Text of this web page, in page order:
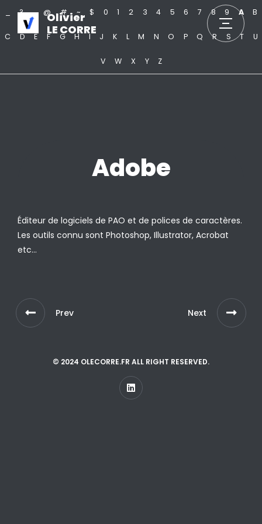
Olivier
LE CORRE
? . @ # ~ $ 0 1 2 3 4 5 6 7 8 9 A B
C D E F G H I J K L M N O P Q R S T U
V W X Y Z
Adobe
Éditeur de logiciels de PAO et de polices de caractères.
Les outils connu sont Photoshop, Illustrator, Acrobat
etc…
Prev Next
© 2024 OLECORRE.FR ALL RIGHT RESERVED.